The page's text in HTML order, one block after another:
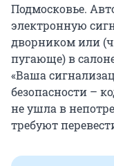
Подмосковье.
электронную
дворником или
пугающе) в
«Ваша
безопасности –
не ушла в
требуют